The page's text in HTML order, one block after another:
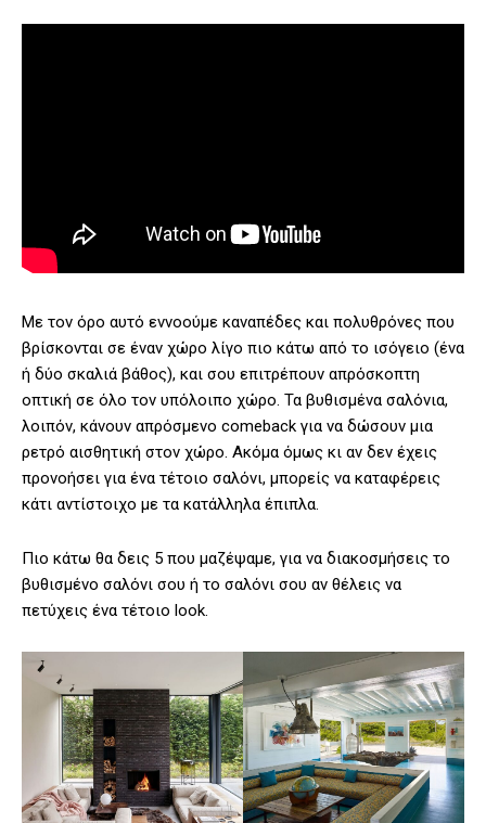
Με τον όρο αυτό εννοούμε καναπέδες και πολυθρόνες που
βρίσκονται σε έναν χώρο λίγο πιο κάτω από το ισόγειο (ένα
ή δύο σκαλιά βάθος), και σου επιτρέπουν απρόσκοπτη
οπτική σε όλο τον υπόλοιπο χώρο. Τα βυθισμένα σαλόνια,
λοιπόν, κάνουν απρόσμενο comeback για να δώσουν μια
ρετρό αισθητική στον χώρο. Ακόμα όμως κι αν δεν έχεις
προνοήσει για ένα τέτοιο σαλόνι, μπορείς να καταφέρεις
κάτι αντίστοιχο με τα κατάλληλα έπιπλα.
Πιο κάτω θα δεις 5 που μαζέψαμε, για να διακοσμήσεις το
βυθισμένο σαλόνι σου ή το σαλόνι σου αν θέλεις να
πετύχεις ένα τέτοιο look.